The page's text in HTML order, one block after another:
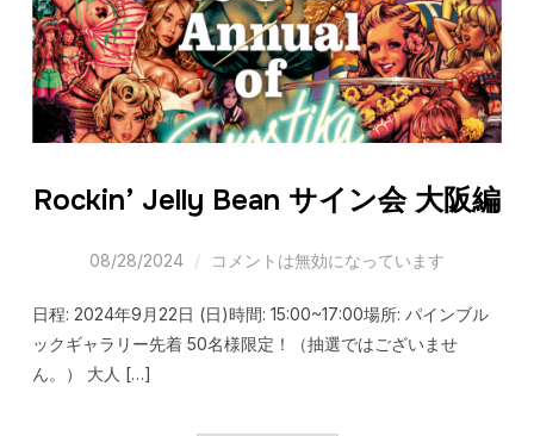
Rockin’ Jelly Bean サイン会 大阪編
08/28/2024 コメントは無効になっています
日程: 2024年9月22日 (日)時間: 15:00~17:00場所: パインブル
ックギャラリー先着 50名様限定！（抽選ではございませ
ん。） 大人 […]